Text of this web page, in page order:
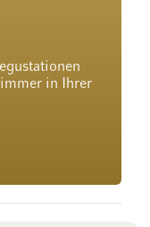
in Ihrer